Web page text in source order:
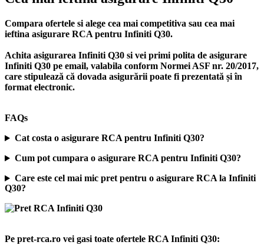
Compara ofertele si alege cea mai competitiva sau cea mai
ieftina asigurare RCA pentru Infiniti Q30.
Achita asigurarea Infiniti Q30 si vei primi polita de asigurare
Infiniti Q30 pe email, valabila conform Normei ASF nr. 20/2017,
care stipulează că dovada asigurării poate fi prezentată și în
format electronic.
FAQs
Cat costa o asigurare RCA pentru Infiniti Q30?
Cum pot cumpara o asigurare RCA pentru Infiniti Q30?
Care este cel mai mic pret pentru o asigurare RCA la Infiniti
Q30?
Pe pret-rca.ro vei gasi toate ofertele RCA Infiniti Q30: